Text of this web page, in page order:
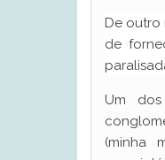
De outro
de
Um
(minha